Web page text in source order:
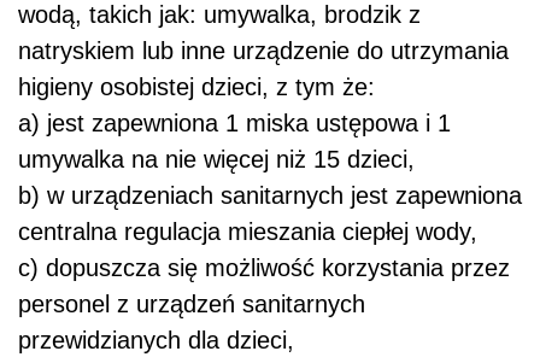
wodą, takich jak: umywalka, brodzik z
natryskiem lub inne urządzenie do utrzymania
higieny osobistej dzieci, z tym że:
a) jest zapewniona 1 miska ustępowa i 1
umywalka na nie więcej niż 15 dzieci,
b) w urządzeniach sanitarnych jest zapewniona
centralna regulacja mieszania ciepłej wody,
c) dopuszcza się możliwość korzystania przez
personel z urządzeń sanitarnych
przewidzianych dla dzieci,